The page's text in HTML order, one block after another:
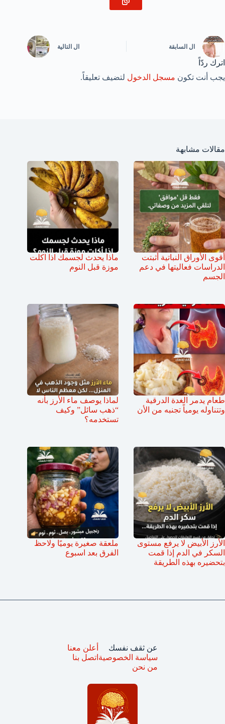
ال السابقة ال التالية
اترك ردّاً
يجب أنت تكون مسجل الدخول لتضيف تعليقاً.
مقالات مشابهة
أقوى الأوراق النباتية أثبتت
الدراسات فعاليتها في دعم
الجسم
ماذا يحدث لجسمك اذا اكلت
موزة قبل النوم
طعام يدمر الغدة الدرقية
وتتناوله يومياً تجنبه من الأن
لماذا يوصف ماء الأرز بأنه
“ذهب سائل” وكيف
تستخدمه؟
الأرز الأبيض لا يرفع مستوى
السكر في الدم إذا قمت
بتحضيره بهذه الطريقة
ملعقة صغيرة يوميًا ولاحظ
الفرق بعد اسبوع
عن ثقف نفسك
سياسة الخصوصية
من نحن
أعلن معنا
اتصل بنا